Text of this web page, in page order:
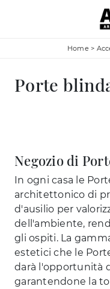
Home >
Porte
Negozio di
In ogni casa le
architettonico di
d'ausilio per
dell'ambiente,
gli ospiti. La
estetici che le
darà l'opportunità
garantendone la